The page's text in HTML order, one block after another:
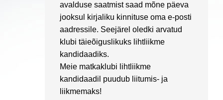
avalduse saatmist saad mõne päeva
jooksul kirjaliku kinnituse oma e-posti
aadressile. Seejärel oledki arvatud
klubi täieõiguslikuks lihtliikme
kandidaadiks.
Meie matkaklubi lihtliikme
kandidaadil puudub liitumis- ja
liikmemaks!